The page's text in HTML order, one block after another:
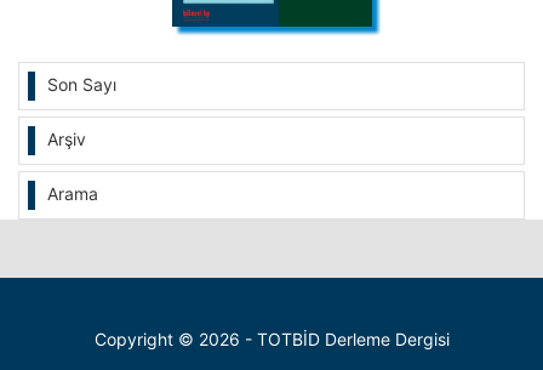
Son Sayı
Arşiv
Arama
Copyright © 2026 - TOTBİD Derleme Dergisi